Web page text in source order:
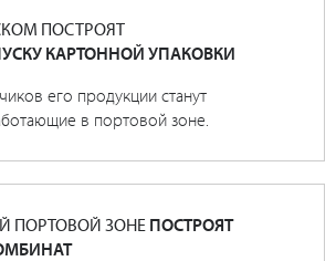
ПОСТРОЯТ
КАРТОННОЙ УПАКОВКИ
его продукции станут
в портовой зоне.
ПОРТОВОЙ ЗОНЕ ПОСТРОЯТ